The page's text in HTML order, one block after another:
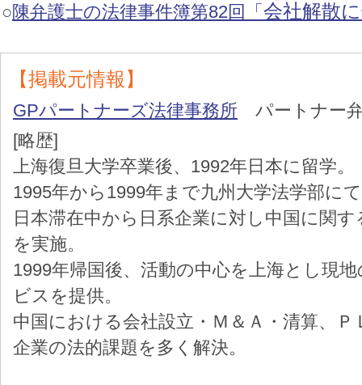
○陳弁護士の法律事件簿第82回「 会社解散
【掲載元情報】
GPパートナーズ法律事務所 パートナー
[略歴]
上海復旦大学卒業後、1992年日本に留学。
1995年から1999年まで九州大学法学部に
日本滞在中から日系企業に対し中国に関
を実施。
1999年帰国後、活動の中心を上海とし現
ビスを提供。
中国における会社設立・Ｍ＆Ａ・清算、Ｐ
企業の法的課題を多く解決。